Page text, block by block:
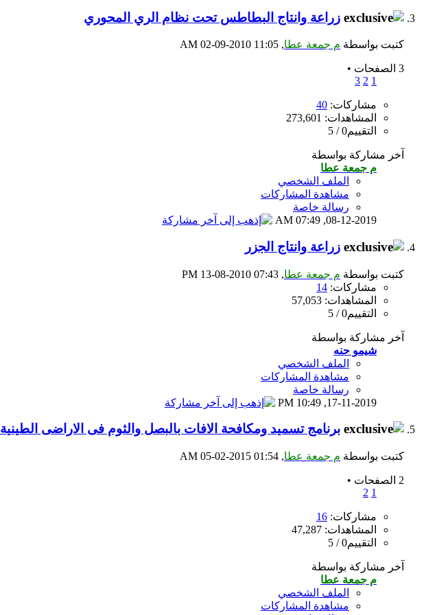
زراعة وانتاج البطاطس تحت نظام الري المحوري
كتبت بواسطة م جمعة عطا‏, 02-09-2010 11:05 AM
3 الصفحات
•
1
2
3
مشاركات: 40
المشاهدات: 273,601
التقييم0 / 5
آخر مشاركة بواسطة
م جمعة عطا
الملف الشخصي
مشاهدة المشاركات
رسالة خاصة
08-12-2019,
07:49 AM
زراعة وانتاج الجزر
كتبت بواسطة م جمعة عطا‏, 13-08-2010 07:43 PM
مشاركات: 14
المشاهدات: 57,053
التقييم0 / 5
آخر مشاركة بواسطة
شيمو حنه
الملف الشخصي
مشاهدة المشاركات
رسالة خاصة
17-11-2019,
10:49 PM
برنامج تسميد ومكافحة الافات بالبصل والثوم فى الاراضى الطينية
كتبت بواسطة م جمعة عطا‏, 05-02-2015 01:54 AM
2 الصفحات
•
1
2
مشاركات: 16
المشاهدات: 47,287
التقييم0 / 5
آخر مشاركة بواسطة
م جمعة عطا
الملف الشخصي
مشاهدة المشاركات